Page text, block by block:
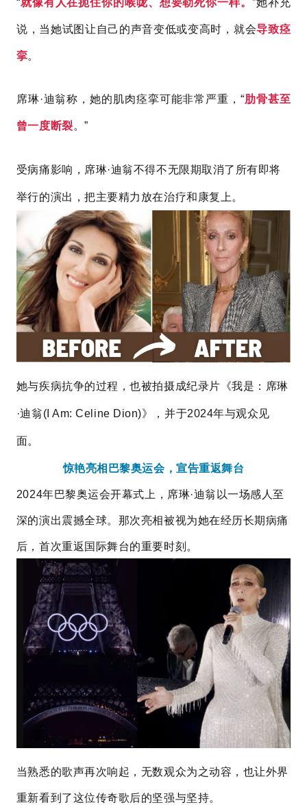
“就像有人在扼住你的喉咙、想要勒死你一样。 ”她补充
说，当她试图让自己的声音变低或变高时，就会导致痉
挛。
席琳·迪翁称，她的肌肉痉挛可能非常严重，“肋骨甚至
曾一度断裂。”
受病痛影响， 席琳·迪翁不得不无限期取消了所有即将
举行的演出，把主要精力放在治疗和康复上。
她与疾病抗争的过程，也被拍摄成纪录片《我是：席琳
·迪翁( I Am: Celine Dion)》，并于2024年与观众见
面。
惊艳亮相巴黎奥运会，宣告重返舞台
2024年巴黎奥运会开幕式上，席琳·迪翁以一场感人至
深的演出震撼全球。那次亮相被视为她在经历长期病痛
后，首次重返国际舞台的重要时刻。
当熟悉的歌声再次响起，无数观众为之动容，也让外界
重新看到了这位传奇歌后的坚强与坚持。